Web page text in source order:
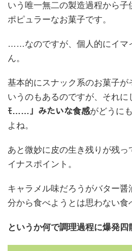
いう唯一無二の製造過程から子
ポピュラーなお菓子です。
……なのですが、個人的にイマ
ん。
基本的にスナック系のお菓子が
いうのもあるのですが、それに
ﾓ……」みたいな食感がどうに
よね。
あと微妙に皮の生き残りが残っ
イナスポイント。
キャラメル味だろうがバター醤
分から食べようとは思わない食
というか何で調理過程に爆発四